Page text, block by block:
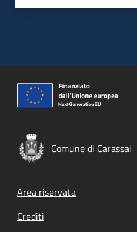
Comune di Carassai
Footer menu
Area riservata
Crediti